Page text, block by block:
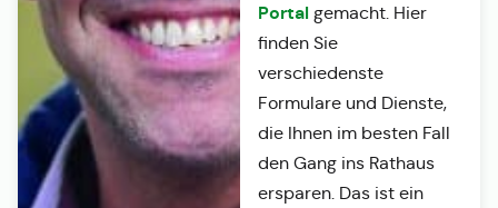
Portalgemacht. Hier
finden Sie
verschiedenste
Formulare und Dienste,
die Ihnen im besten Fall
den Gang ins Rathaus
ersparen. Das ist ein